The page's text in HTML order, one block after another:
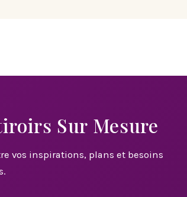
Sur Mesure
vos inspirations, plans et besoins